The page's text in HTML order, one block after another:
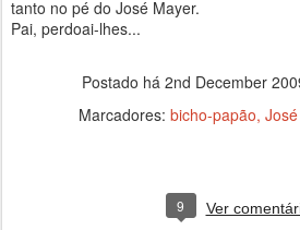
tanto no pé do José Mayer.
Pai, perdoai-lhes...
Postado há 2nd December
Marcadores: bicho-papão
9 Ver